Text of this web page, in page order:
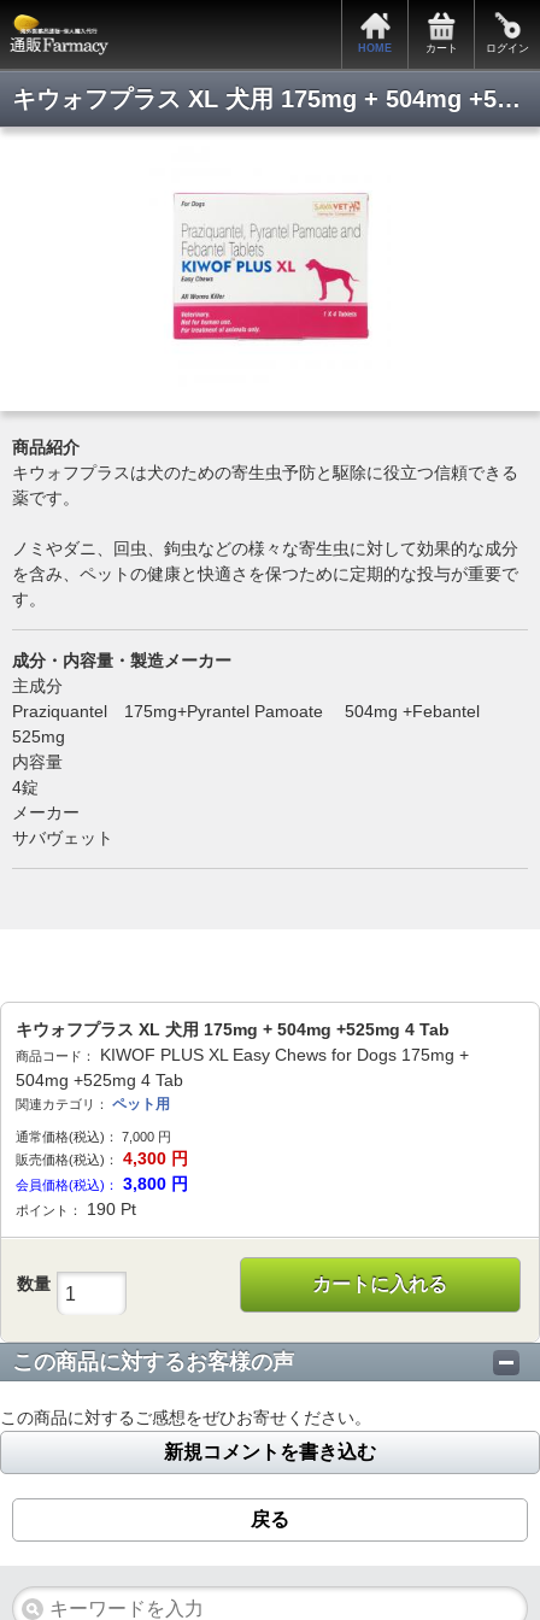
HOME カート ログイン
キウォフプラス XL 犬用 175mg + 504mg +525mg 4 Tab
商品紹介
キウォフプラスは犬のための寄生虫予防と駆除に役立つ信頼できる
薬です。
ノミやダニ、回虫、鉤虫などの様々な寄生虫に対して効果的な成分
を含み、ペットの健康と快適さを保つために定期的な投与が重要で
す。
成分・内容量・製造メーカー
主成分
Praziquantel 175mg+Pyrantel Pamoate 504mg +Febantel
525mg
内容量
4錠
メーカー
サバヴェット
キウォフプラス XL 犬用 175mg + 504mg +525mg 4 Tab
商品コード：
KIWOF PLUS XL Easy Chews for Dogs 175mg +
504mg +525mg 4 Tab
関連カテゴリ： ペット用
通常価格(税込)： 7,000 円
販売価格(税込)：
4,300 円
会員価格(税込)： 3,800 円
ポイント： 190 Pt
数量 カートに入れる
この商品に対するお客様の声
この商品に対するご感想をぜひお寄せください。
新規コメントを書き込む
戻る
サポートメニュー
会員ログイン 新規会員登録
特定商取引法表記
お問い合わせ
Copyright © 2014. 通販ファーマシー All rights reserved.